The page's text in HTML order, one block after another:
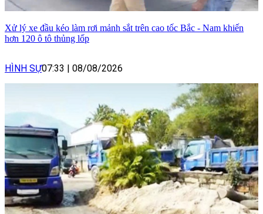
Xử lý xe đầu kéo làm rơi mảnh sắt trên cao tốc Bắc - Nam khiến
hơn 120 ô tô thủng lốp
HÌNH SỰ07:33 08/08/2026